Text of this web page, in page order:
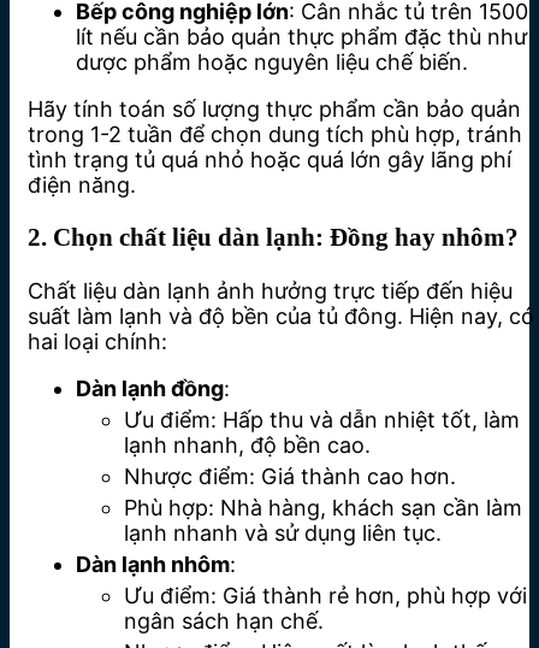
Bếp công nghiệp lớn: Cân nhắc tủ trên 1500
lít nếu cần bảo quản thực phẩm đặc thù như
dược phẩm hoặc nguyên liệu chế biến.
Hãy tính toán số lượng thực phẩm cần bảo quản
trong 1-2 tuần để chọn dung tích phù hợp, tránh
tình trạng tủ quá nhỏ hoặc quá lớn gây lãng phí
điện năng.
2. Chọn chất liệu dàn lạnh: Đồng hay nhôm?
Chất liệu dàn lạnh ảnh hưởng trực tiếp đến hiệu
suất làm lạnh và độ bền của tủ đông. Hiện nay, có
hai loại chính:
Dàn lạnh đồng:
Ưu điểm: Hấp thu và dẫn nhiệt tốt, làm
lạnh nhanh, độ bền cao.
Nhược điểm: Giá thành cao hơn.
Phù hợp: Nhà hàng, khách sạn cần làm
lạnh nhanh và sử dụng liên tục.
Dàn lạnh nhôm:
Ưu điểm: Giá thành rẻ hơn, phù hợp với
ngân sách hạn chế.